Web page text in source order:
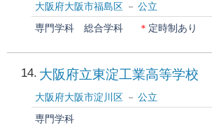
大阪府大阪市福島区
公立
専門学科
総合学科 ＊ 定時制あり
14 大阪府立東淀工業高等学校
大阪府大阪市淀川区
公立
専門学科